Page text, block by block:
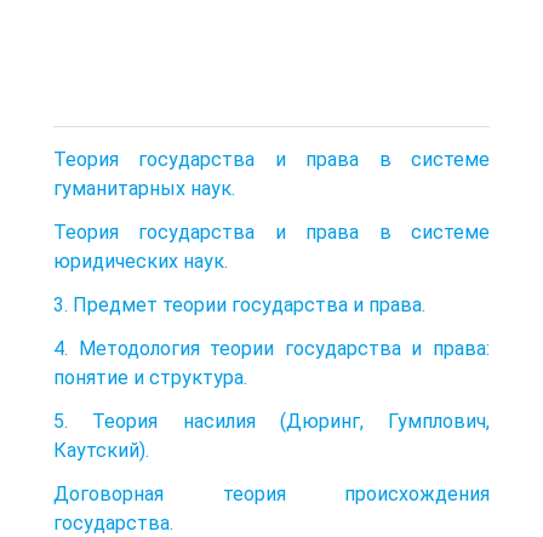
Теория государства и права в системе
гуманитарных наук.
Теория государства и права в системе
юридических наук.
3. Предмет теории государства и права.
4. Методология теории государства и права:
понятие и структура.
5. Теория насилия (Дюринг, Гумплович,
Каутский).
Договорная теория происхождения
государства.